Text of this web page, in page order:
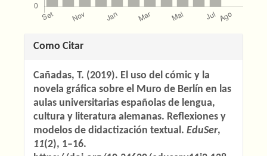
Detalhes
artigo
Como Citar
Cañadas, T. (2019). El uso del cómic y la
novela gráfica sobre el Muro de Berlín en las
aulas universitarias españolas de lengua,
cultura y literatura alemanas. Reflexiones y
modelos de didactización textual. EduSer,
11(2), 1–16.